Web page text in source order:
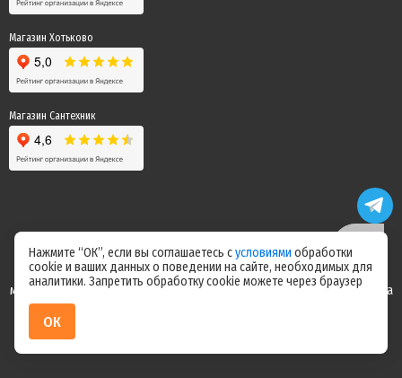
Магазин Хотьково
Магазин Сантехник
Цены на сайте не являются офертой! Актуальные цены уточняйте у
менеджера после оформления заказа! Спасибо за понимание! Команда
Нажмите “ОК”, если вы соглашаетесь сусловиями обработки
cookie и ваших данных о поведении на сайте, необходимых для
аналитики. Запретить обработку cookie можете через браузер
ОК